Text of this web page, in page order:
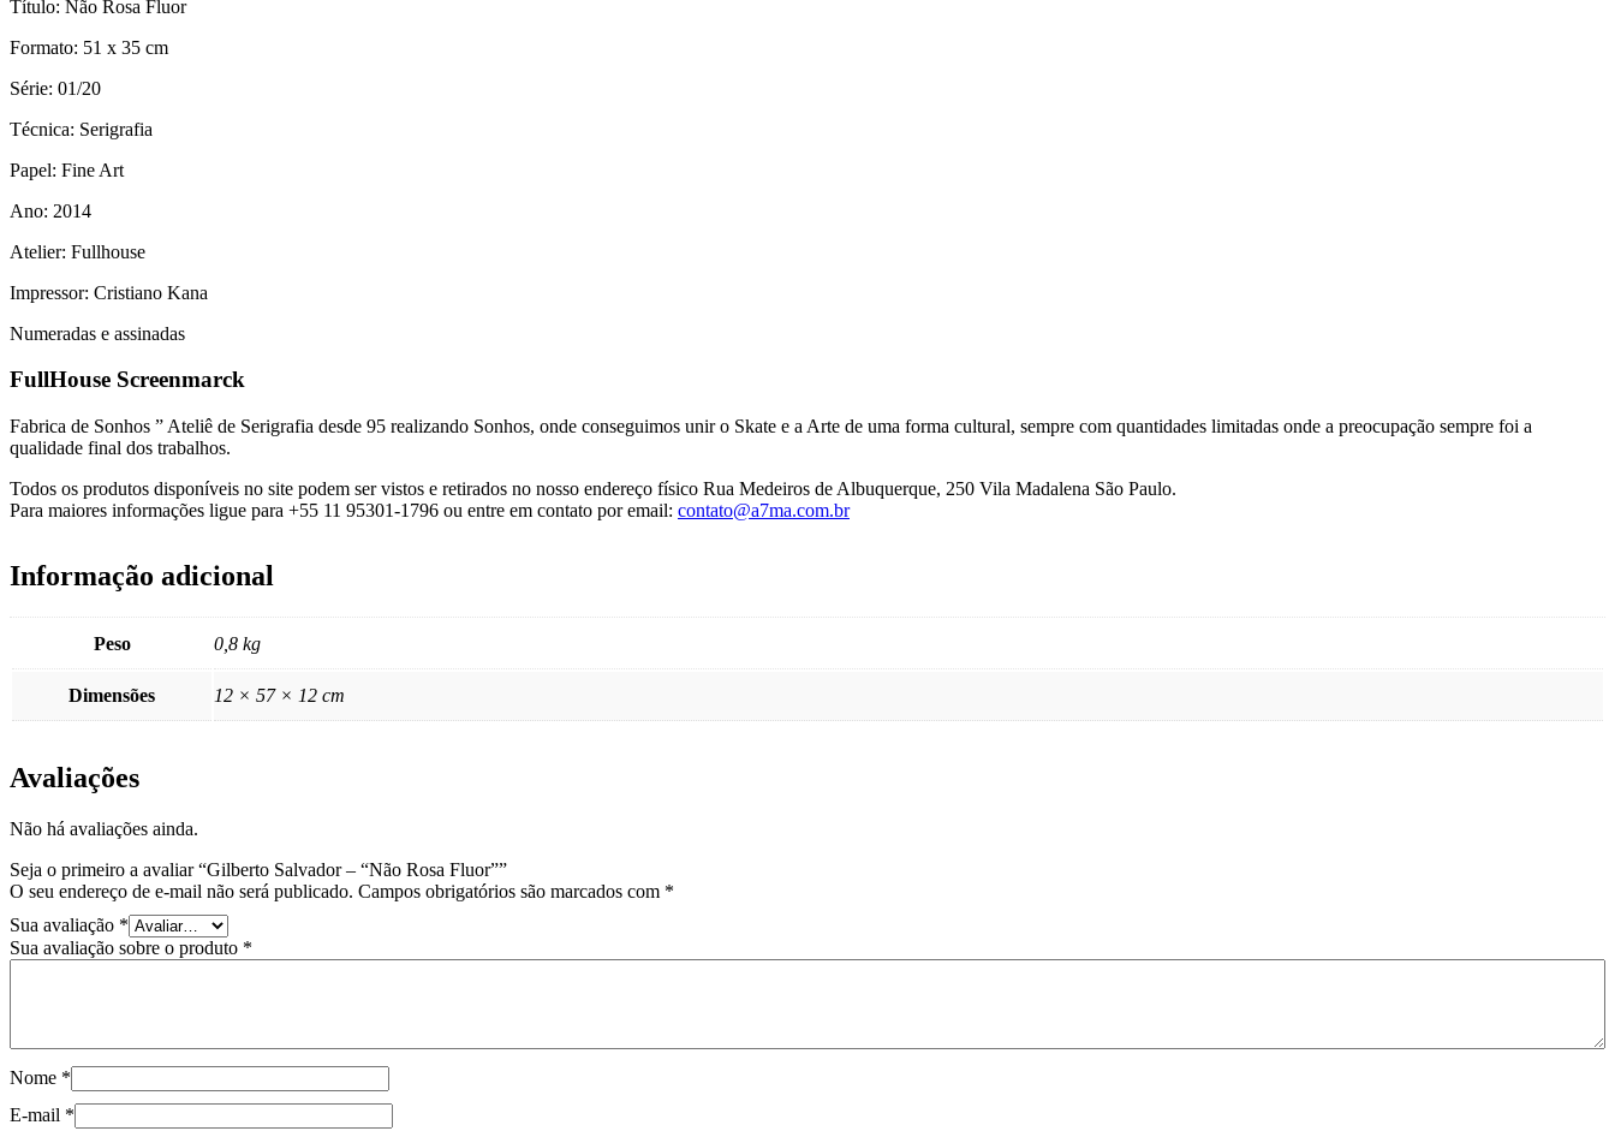
Título: Não Rosa Fluor
Formato: 51 x 35 cm
Série: 01/20
Técnica: Serigrafia
Papel: Fine Art
Ano: 2014
Atelier: Fullhouse
Impressor: Cristiano Kana
Numeradas e assinadas
FullHouse Screenmarck
Fabrica de Sonhos ” Ateliê de Serigrafia desde 95 realizando Sonhos, onde conseguimos unir o Skate e a Arte de uma forma cultural, sempre com quantidades limitadas onde a preocupação sempre foi a
qualidade final dos trabalhos.
Todos os produtos disponíveis no site podem ser vistos e retirados no nosso endereço físico Rua Medeiros de Albuquerque, 250 Vila Madalena São Paulo.
Para maiores informações ligue para +55 11 95301-1796 ou entre em contato por email: contato@a7ma.com.br
Informação adicional
Peso 0,8 kg
Dimensões 12 × 57 × 12 cm
Avaliações
Não há avaliações ainda.
Seja o primeiro a avaliar “Gilberto Salvador – “Não Rosa Fluor””
O seu endereço de e-mail não será publicado. Campos obrigatórios são marcados com *
Sua avaliação *
Sua avaliação sobre o produto *
Nome *
E-mail *